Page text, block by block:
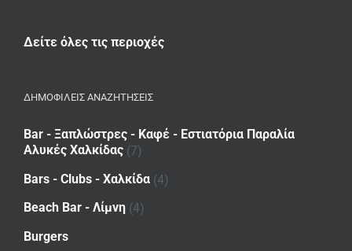
Δείτε όλες τις περιοχές
ΔΗΜΟΦΙΛΕΙΣ ΑΝΑΖΗΤΗΣΕΙΣ
Bar - Ξαπλώστρες - Καφέ - Εστιατόρια Παραλία
Αλυκές Χαλκίδας (7)
Bars - Clubs - Χαλκίδα (4)
Beach Bar - Λίμνη (4)
Burgers